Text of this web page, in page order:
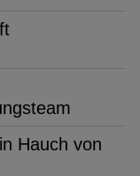
Hauch von